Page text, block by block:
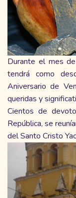
Durante el mes
tendrá como
Aniversario de
queridas y
Cientos de
República, se
del Santo Cristo